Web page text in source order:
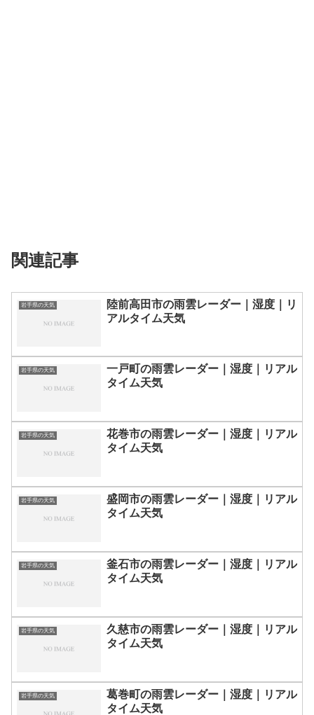
関連記事
岩手県の天気
陸前高田市の雨雲レーダー｜湿度｜リ
アルタイム天気
岩手県の天気
一戸町の雨雲レーダー｜湿度｜リアル
タイム天気
岩手県の天気
花巻市の雨雲レーダー｜湿度｜リアル
タイム天気
岩手県の天気
盛岡市の雨雲レーダー｜湿度｜リアル
タイム天気
岩手県の天気
釜石市の雨雲レーダー｜湿度｜リアル
タイム天気
岩手県の天気
久慈市の雨雲レーダー｜湿度｜リアル
タイム天気
岩手県の天気
葛巻町の雨雲レーダー｜湿度｜リアル
タイム天気